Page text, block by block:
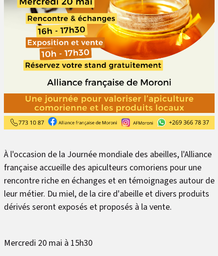
À l'occasion de la Journée mondiale des abeilles, l'Alliance
française accueille des apiculteurs comoriens pour une
rencontre riche en échanges et en témoignages autour de
leur métier. Du miel, de la cire d'abeille et divers produits
dérivés seront exposés et proposés à la vente.
Mercredi 20 mai à 15h30